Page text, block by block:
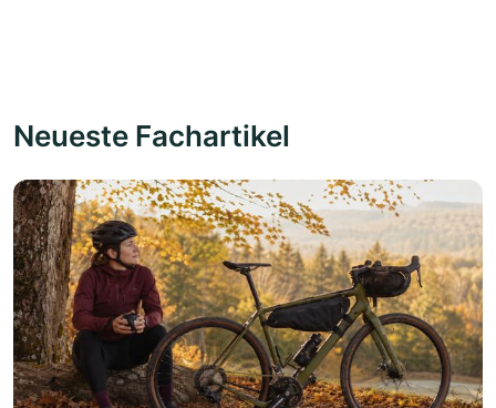
Neueste Fachartikel